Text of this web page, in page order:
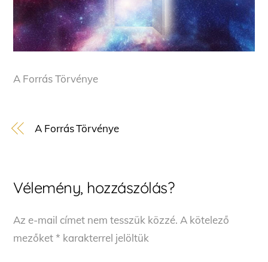
A Forrás Törvénye
A Forrás Törvénye
Vélemény, hozzászólás?
Az e-mail címet nem tesszük közzé. A kötelező
mezőket* karakterrel jelöltük